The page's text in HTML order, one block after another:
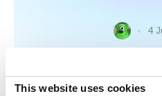
This website uses cookies
4